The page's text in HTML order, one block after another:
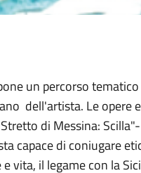
un percorso
dell'artista. Le opere
di Messina:
capace di coniugare
vita, il legame con la